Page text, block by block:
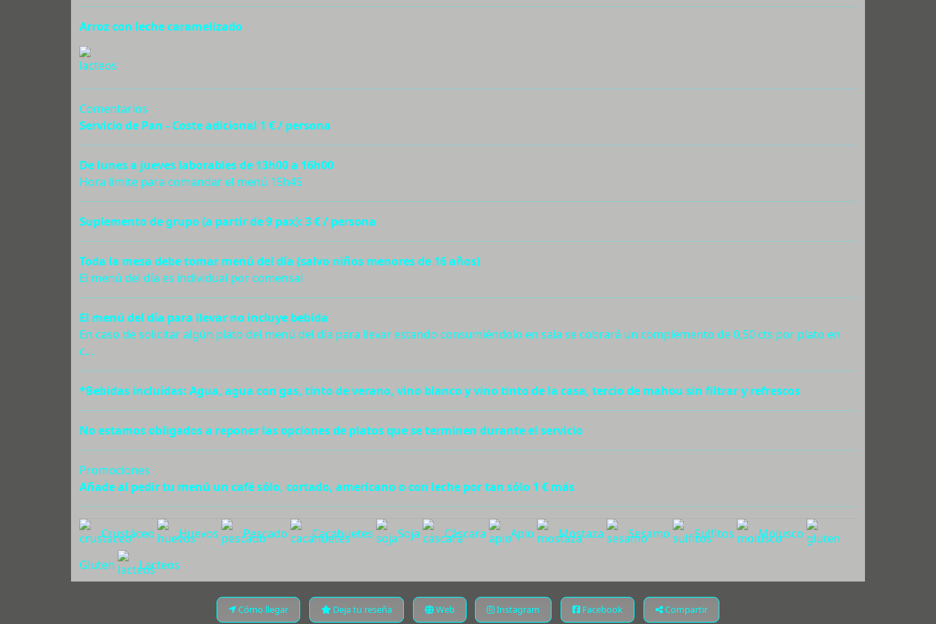
Arroz con leche caramelizado
Comentarios
Servicio de Pan - Coste adicional 1 € / persona
De lunes a jueves laborables de 13h00 a 16h00
Hora límite para comandar el menú 15h45
Suplemento de grupo (a partir de 9 pax): 3 € / persona
Toda la mesa debe tomar menú del día (salvo niños menores de 16 años)
El menú del día es individual por comensal
El menú del día para llevar no incluye bebida
En caso de solicitar algún plato del menú del día para llevar estando consumiéndolo en sala se cobrará un complemento de 0,50 cts por plato en
c...
*Bebidas incluídas: Agua, agua con gas, tinto de verano, vino blanco y vino tinto de la casa, tercio de mahou sin filtrar y refrescos
No estamos obligados a reponer las opciones de platos que se terminen durante el servicio
Promociones
Añade al pedir tu menú un café sólo, cortado, americano o con leche por tan sólo 1 € más
Crustáceo Huevos Pescado Cacahuetes Soja Cáscara Apio Mostaza Sesamo Sulfitos Molusco
Gluten Lacteos
Cómo llegar Deja tu reseña Web Instagram Facebook Compartir